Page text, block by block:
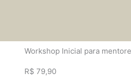
Workshop Inicial para
R$ 79,90